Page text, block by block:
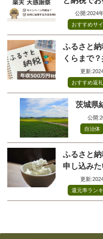
公開:2024
おすすめサ
ふるさと
くらまで
更新
おすすめ返
茨城県
公開
自治体
ふるさと
申し込み
更新
還元率ラン